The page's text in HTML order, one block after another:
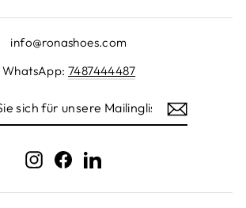
info@ronashoes.com
WhatsApp: 7487444487
Instagram
FacebookLinkedIn